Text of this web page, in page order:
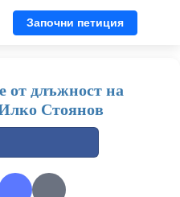
Започни петиция
от длъжност на
Стоянов